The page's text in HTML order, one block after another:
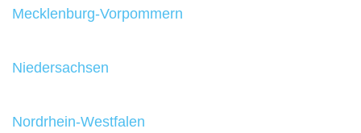
Mecklenburg-Vorpommern
Niedersachsen
Nordrhein-Westfalen